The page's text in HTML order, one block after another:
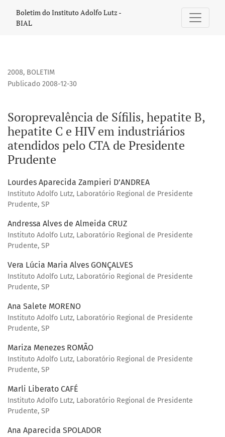
Soroprevalência de Sífilis, hepatite B, hepatite C e HIV
Boletim do Instituto Adolfo Lutz -
BIAL
2008, BOLETIM
Soroprevalência de Sífilis, hepatite B,
hepatite C e HIV em industriários
atendidos pelo CTA de Presidente
Prudente
Publicado 2008-12-30
Lourdes Aparecida Zampieri D’ANDREA
Instituto Adolfo Lutz, Laboratório Regional de Presidente
Prudente, SP
Andressa Alves de Almeida CRUZ
Instituto Adolfo Lutz, Laboratório Regional de Presidente
Prudente, SP
Vera Lúcia Maria Alves GONÇALVES
Instituto Adolfo Lutz, Laboratório Regional de Presidente
Prudente, SP
Ana Salete MORENO
Instituto Adolfo Lutz, Laboratório Regional de Presidente
Prudente, SP
Mariza Menezes ROMÃO
Instituto Adolfo Lutz, Laboratório Regional de Presidente
Prudente, SP
Marli Liberato CAFÉ
Instituto Adolfo Lutz, Laboratório Regional de Presidente
Prudente, SP
Ana Aparecida SPOLADOR